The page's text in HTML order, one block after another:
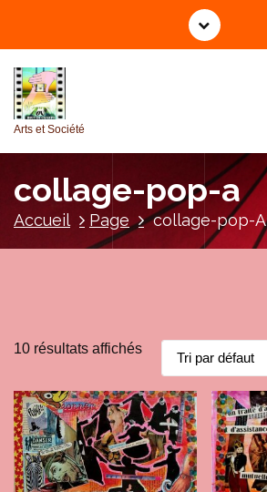
l
e
Arts et Société
collage-pop-a
Accueil Page collage-pop-A
10 résultats affichés